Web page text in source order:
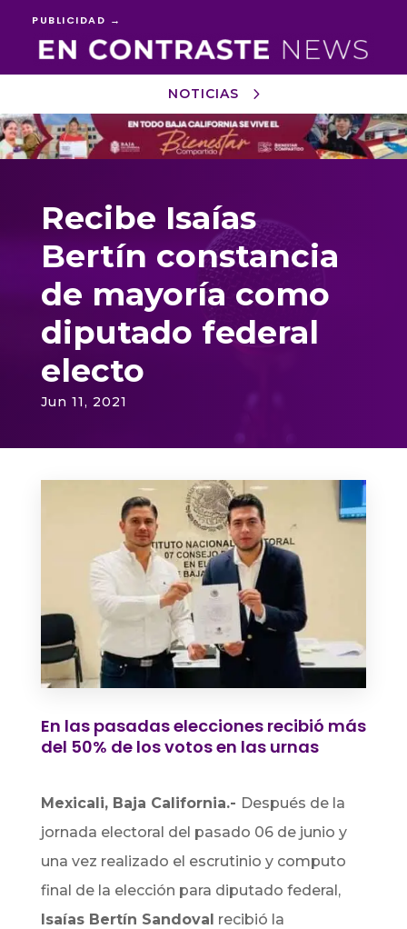
PUBLICIDAD →
NOTICIAS
Reproductor
de
vídeo
Recibe Isaías
Bertín constancia
de mayoría como
diputado federal
electo
Jun 11, 2021
En las pasadas elecciones recibió más
del 50% de los votos en las urnas
Mexicali, Baja California.- Después de la
jornada electoral del pasado 06 de junio y
una vez realizado el escrutinio y computo
final de la elección para diputado federal,
Isaías Bertín Sandoval recibió la